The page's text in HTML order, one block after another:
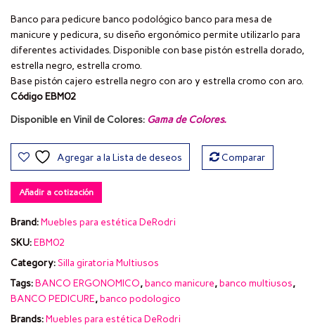
Banco para pedicure banco podológico banco para mesa de
manicure y pedicura, su diseño ergonómico permite utilizarlo para
diferentes actividades. Disponible con base pistón estrella dorado,
estrella negro, estrella cromo.
Base pistón cajero estrella negro con aro y estrella cromo con aro.
Código EBM02
Disponible en Vinil de Colores: Gama de Colores.
Agregar a la Lista de deseos Comparar
Añadir a cotización
Brand:Muebles para estética DeRodri
SKU:EBM02
Category:Silla giratoria Multiusos
Tags:BANCO ERGONOMICO,banco manicure,banco multiusos,
BANCO PEDICURE,banco podologico
Brands:Muebles para estética DeRodri